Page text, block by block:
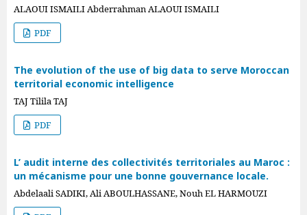
ALAOUI ISMAILI Abderrahman ALAOUI ISMAILI
PDF
The evolution of the use of big data to serve Moroccan
territorial economic intelligence
TAJ Tilila TAJ
PDF
L’ audit interne des collectivités territoriales au Maroc :
un mécanisme pour une bonne gouvernance locale.
Abdelaali SADIKI, Ali ABOULHASSANE, Nouh EL HARMOUZI